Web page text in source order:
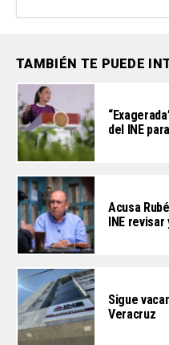
TAMBIÉN TE PUEDE
del INE
Acusa
INE
Sigue
Veracruz